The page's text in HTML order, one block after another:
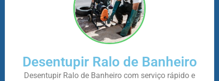
Desentupir Ralo de Banheiro
Desentupir Ralo de Banheiro com serviço rápido e